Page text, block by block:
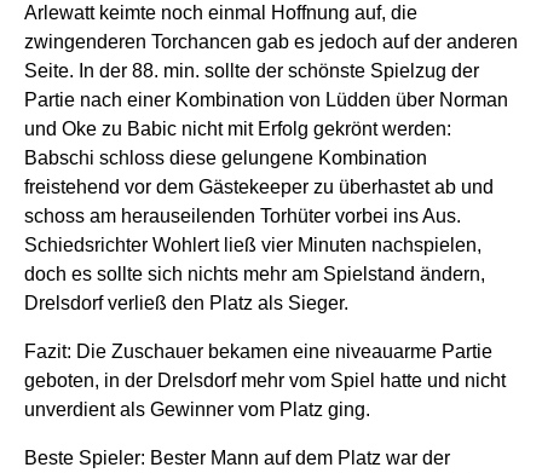
Arlewatt keimte noch einmal Hoffnung auf, die
zwingenderen Torchancen gab es jedoch auf der anderen
Seite. In der 88. min. sollte der schönste Spielzug der
Partie nach einer Kombination von Lüdden über Norman
und Oke zu Babic nicht mit Erfolg gekrönt werden:
Babschi schloss diese gelungene Kombination
freistehend vor dem Gästekeeper zu überhastet ab und
schoss am herauseilenden Torhüter vorbei ins Aus.
Schiedsrichter Wohlert ließ vier Minuten nachspielen,
doch es sollte sich nichts mehr am Spielstand ändern,
Drelsdorf verließ den Platz als Sieger.
Fazit: Die Zuschauer bekamen eine niveauarme Partie
geboten, in der Drelsdorf mehr vom Spiel hatte und nicht
unverdient als Gewinner vom Platz ging.
Beste Spieler: Bester Mann auf dem Platz war der